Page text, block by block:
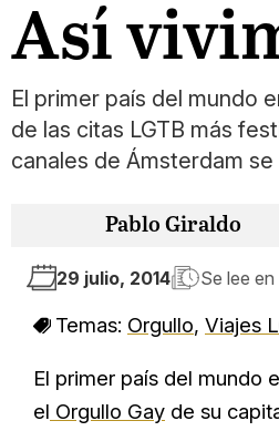
Así
El primer país del mundo
de las citas LGTB más
canales de Ámsterdam
Pablo Giraldo
29 julio, 2014 Se lee en
Temas: Orgullo, Viajes
El primer país del mundo
el Orgullo Gay de su